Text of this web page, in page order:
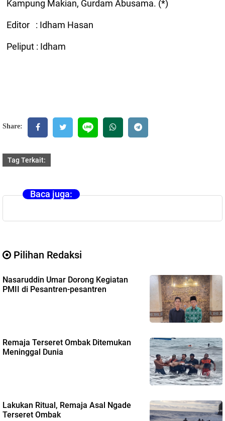
Kampung Makian, Gurdam Abusama. (*)
Editor : Idham Hasan
Peliput : Idham
Share:
Tag Terkait:
Baca juga:
Pilihan Redaksi
Nasaruddin Umar Dorong Kegiatan
PMII di Pesantren-pesantren
Remaja Terseret Ombak Ditemukan
Meninggal Dunia
Lakukan Ritual, Remaja Asal Ngade
Terseret Ombak